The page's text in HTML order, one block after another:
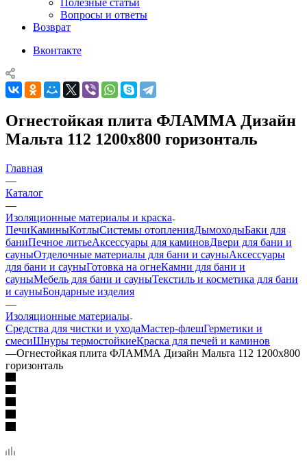
Полезные статьи
Вопросы и ответы
Возврат
Вконтакте
Огнестойкая плита ФЛАММА Дизайн
Мальта 112 1200х800 горизонталь
Главная
—
Каталог
—
Изоляционные материалы и краска
ПечиКаминыКотлыСистемы отопленияДымоходыБаки для
баниПечное литьеАксессуары для каминовДвери для бани и
сауныОтделочные материалы для бани и сауныАксессуары
для бани и сауныГотовка на огнеКамни для бани и
сауныМебель для бани и сауныТекстиль и косметика для бани
и сауныБондарные изделия
—
Изоляционные материалы
Средства для чистки и уходаМастер-флешГерметики и
смесиШнуры термостойкиеКраска для печей и каминов
—Огнестойкая плита ФЛАММА Дизайн Мальта 112 1200х800
горизонталь